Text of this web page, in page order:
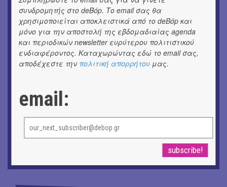
εικόνες και λέξεις
ΚΙΝ/ΦΟΣ
Οι γαλλικές ταινίες του 16ου Athens Open Air Film
Festival
ΜΟΥΣΙΚΗ
9o Φεστιβάλ Στρογγύλη στη Σαντορίνη
ΕΙΚΑΣΤΙΚΑ
ΧΟΡΩΝ ΧΩΡΟΣ στον Εκθεσιακό Χώρο του Αρχαίου
συνδρομητής στο deBόp. Το email σας θα
χρησιμοποιείται αποκλειστικά από το deBόp και
μόνο για την αποστολή της εβδομαδιαίας agenda
και περιοδικών newsletter ευρύτερου πολιτιστικού
ενδιαφέροντος. Καταχωρώντας εδώ το email σας,
αποδέχεστε την πολιτική απορρήτου μας.
email: